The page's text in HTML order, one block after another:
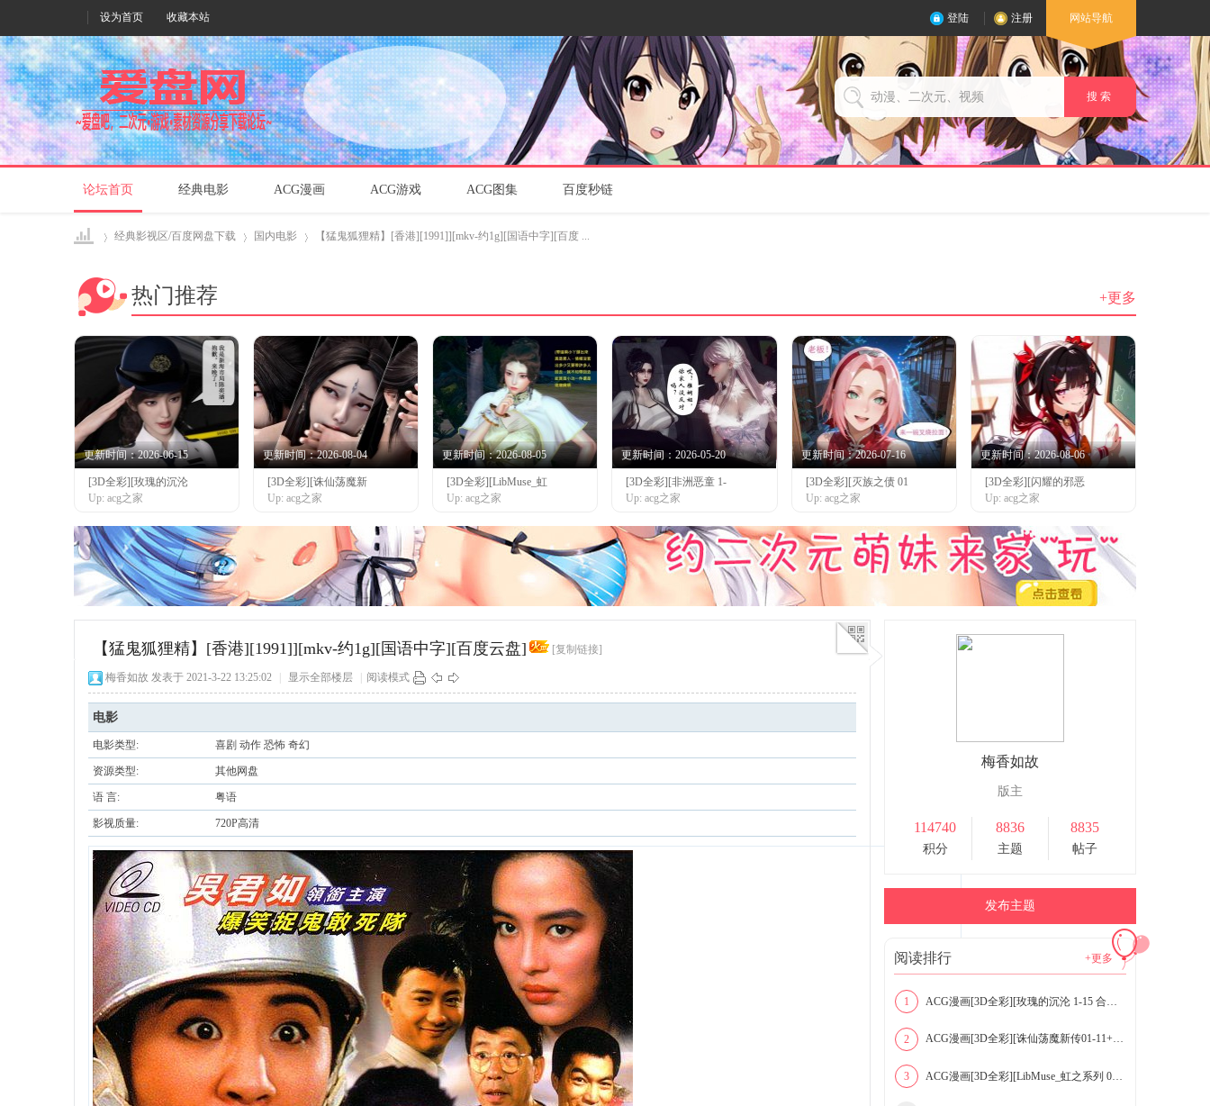
设为首页 收藏本站 登陆 注册 网站导航
搜 索
论坛首页 经典电影 ACG漫画 ACG游戏 ACG图集 百度秒链
爱盘›
经典影视区/百度网盘下载
›
国内电影
›
【猛鬼狐狸精】[香港][1991]][mkv-约1g][国语中字][百度 ...
热门推荐 +更多
更新时间：2026-06-15
[3D全彩][玫瑰的沉沦
Up: acg之家
更新时间：2026-08-04
[3D全彩][诛仙荡魔新
Up: acg之家
更新时间：2026-08-05
[3D全彩][LibMuse_虹
Up: acg之家
更新时间：2026-05-20
[3D全彩][非洲恶童 1-
Up: acg之家
更新时间：2026-07-16
[3D全彩][灭族之债 01
Up: acg之家
更新时间：2026-08-06
[3D全彩][闪耀的邪恶
Up: acg之家
【猛鬼狐狸精】[香港][1991]][mkv-约1g][国语中字][百度云盘] [复制链接]
梅香如故 发表于 2021-3-22 13:25:02 显示全部楼层 阅读模式
电影
电影类型: 喜剧 动作 恐怖 奇幻
资源类型: 其他网盘
语 言: 粤语
影视质量: 720P高清
梅香如故
版主
114740
积分
8836
主题
8835
帖子
发布主题
阅读排行 +更多
1 ACG漫画[3D全彩][玫瑰的沉沦 1-15 合集/完结篇][11
2 ACG漫画[3D全彩][诛仙荡魔新传01-11+苏茹番外-黑暗
3 ACG漫画[3D全彩][LibMuse_虹之系列 00-12 合集][14